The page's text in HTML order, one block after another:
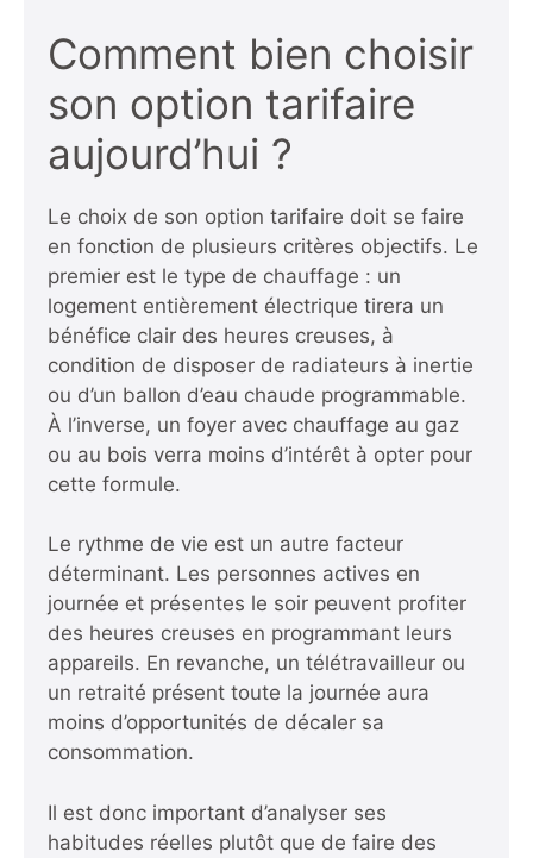
Comment bien choisir
son option tarifaire
aujourd’hui ?
Le choix de son option tarifaire doit se faire
en fonction de plusieurs critères objectifs. Le
premier est le type de chauffage : un
logement entièrement électrique tirera un
bénéfice clair des heures creuses, à
condition de disposer de radiateurs à inertie
ou d’un ballon d’eau chaude programmable.
À l’inverse, un foyer avec chauffage au gaz
ou au bois verra moins d’intérêt à opter pour
cette formule.
Le rythme de vie est un autre facteur
déterminant. Les personnes actives en
journée et présentes le soir peuvent profiter
des heures creuses en programmant leurs
appareils. En revanche, un télétravailleur ou
un retraité présent toute la journée aura
moins d’opportunités de décaler sa
consommation.
Il est donc important d’analyser ses
habitudes réelles plutôt que de faire des